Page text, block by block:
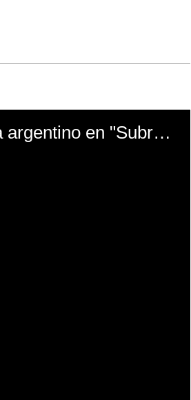
El mal momento de Yanina Gasañol con un hincha argentino en "Subrayado"